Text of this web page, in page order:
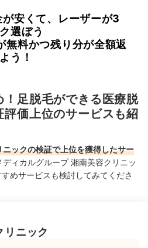
安くて、レーザーが3
選ぼう
料かつ残り分が全額返
う！
！足脱毛ができる医療脱
価上位のサービスも紹
ックの検証で上位を獲得したサー
ィカルグループ 湘南美容クリニッ
めサービスも検討してみてくださ
リニック